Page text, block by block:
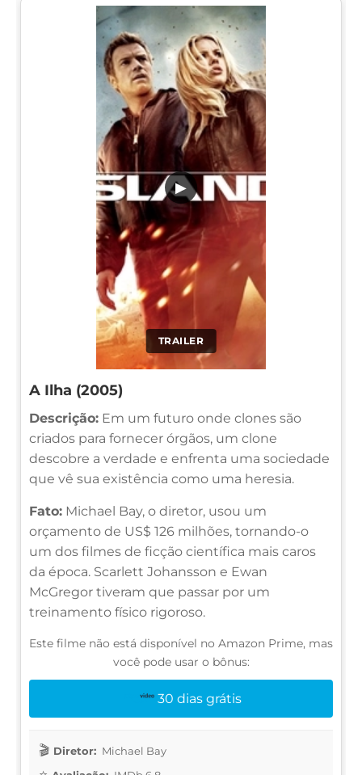
TRAILER
▶
A Ilha (2005)
Descrição: Em um futuro onde clones são
criados para fornecer órgãos, um clone
descobre a verdade e enfrenta uma sociedade
que vê sua existência como uma heresia.
Fato: Michael Bay, o diretor, usou um
orçamento de US$ 126 milhões, tornando-o
um dos filmes de ficção científica mais caros
da época. Scarlett Johansson e Ewan
McGregor tiveram que passar por um
treinamento físico rigoroso.
Este filme não está disponível no Amazon Prime, mas
você pode usar o bônus:
30 dias grátis
Diretor: Michael Bay